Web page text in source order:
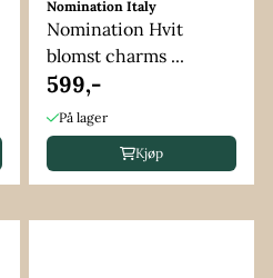
Nomination Italy
Nomination Hvit
blomst charms ...
599,-
På lager
Kjøp